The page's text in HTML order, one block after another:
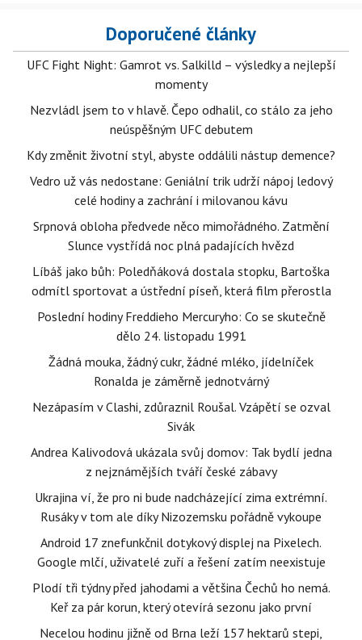
Doporučené články
UFC Fight Night: Gamrot vs. Salkilld – výsledky a nejlepší
momenty
Nezvládl jsem to v hlavě. Čepo odhalil, co stálo za jeho
neúspěšným UFC debutem
Kdy změnit životní styl, abyste oddálili nástup demence?
Vedro už vás nedostane: Geniální trik udrží nápoj ledový
celé hodiny a zachrání i milovanou kávu
Srpnová obloha předvede něco mimořádného. Zatmění
Slunce vystřídá noc plná padajících hvězd
Líbáš jako bůh: Poledňáková dostala stopku, Bartoška
odmítl sportovat a ústřední píseň, která film přerostla
Poslední hodiny Freddieho Mercuryho: Co se skutečně
dělo 24. listopadu 1991
Žádná mouka, žádný cukr, žádné mléko, jídelníček
Ronalda je záměrně jednotvárný
Nezápasím v Clashi, zdůraznil Roušal. Vzápětí se ozval
Sivák
Andrea Kalivodová ukázala svůj domov: Tak bydlí jedna
z nejznámějších tváří české zábavy
Ukrajina ví, že pro ni bude nadcházející zima extrémní.
Rusáky v tom ale díky Nizozemsku pořádně vykoupe
Android 17 znefunkčnil dotykový displej na Pixelech.
Google mlčí, uživatelé zuří a řešení zatím neexistuje
Plodí tři týdny před jahodami a většina Čechů ho nemá.
Keř za pár korun, který otevírá sezonu jako první
Necelou hodinu jižně od Brna leží 157 hektarů stepi,